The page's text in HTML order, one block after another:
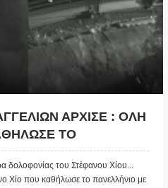
ΑΡΧΙΣΕ : ΟΛΗ
ΤΟ
ΑΝΑΤΡΙΧΙΑΣΤΙΚΕΣ
δολοφονίας του Στέφανου Χίου...
Χίο που καθήλωσε το πανελλήνιο με